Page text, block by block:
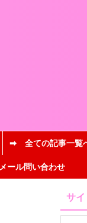
➡ 全ての記事一覧
メール問い合わせ
サ